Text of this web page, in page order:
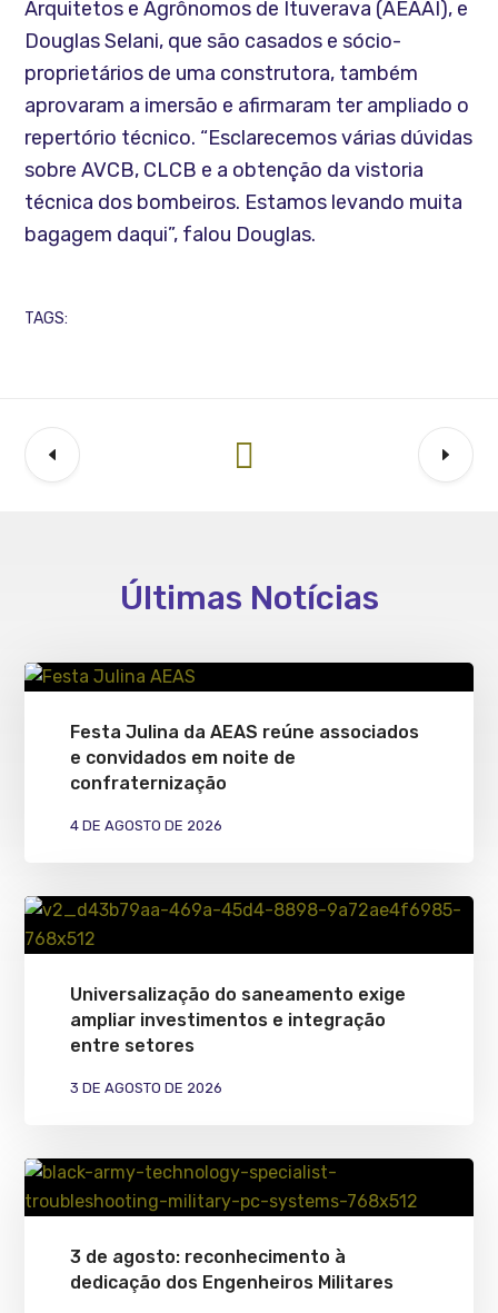
Arquitetos e Agrônomos de Ituverava (AEAAI), e
Douglas Selani, que são casados e sócio-
proprietários de uma construtora, também
aprovaram a imersão e afirmaram ter ampliado o
repertório técnico. “Esclarecemos várias dúvidas
sobre AVCB, CLCB e a obtenção da vistoria
técnica dos bombeiros. Estamos levando muita
bagagem daqui”, falou Douglas.
TAGS:
Últimas Notícias
Festa Julina da AEAS reúne associados
e convidados em noite de
confraternização
4 DE AGOSTO DE 2026
Universalização do saneamento exige
ampliar investimentos e integração
entre setores
3 DE AGOSTO DE 2026
3 de agosto: reconhecimento à
dedicação dos Engenheiros Militares